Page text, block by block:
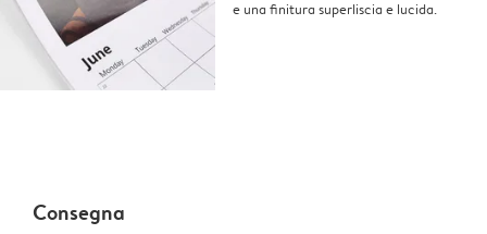
e una finitura superliscia e lucida.
Consegna